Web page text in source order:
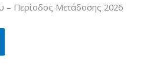
– Περίοδος Μετάδοσης 2026